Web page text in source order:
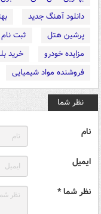
دانلود آهنگ جدید
پرشین هتل
ثبت
مزایده خودرو
خرید
فروشنده مواد شیمیایی
نظر شما
نام
ایمیل
نظر شما *